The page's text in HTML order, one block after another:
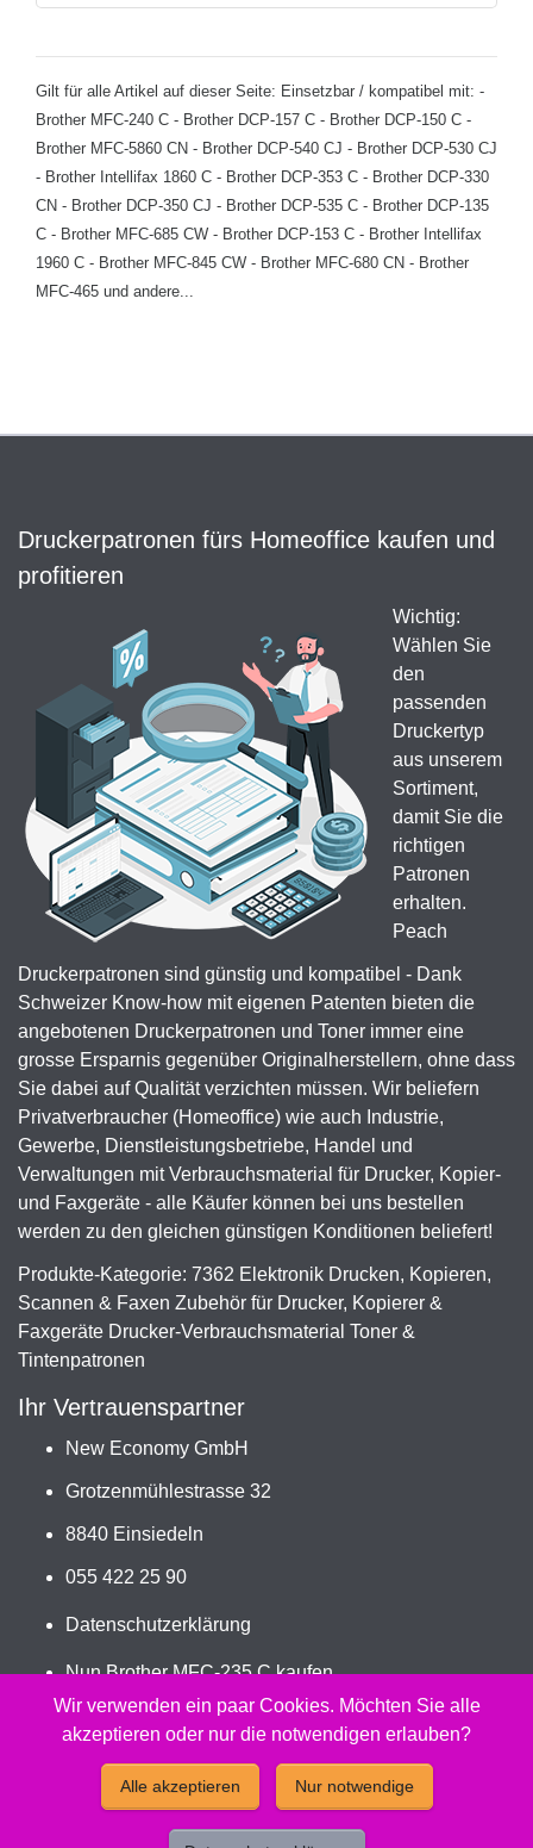
Gilt für alle Artikel auf dieser Seite: Einsetzbar / kompatibel mit: -
Brother MFC-240 C - Brother DCP-157 C - Brother DCP-150 C -
Brother MFC-5860 CN - Brother DCP-540 CJ - Brother DCP-530 CJ
- Brother Intellifax 1860 C - Brother DCP-353 C - Brother DCP-330
CN - Brother DCP-350 CJ - Brother DCP-535 C - Brother DCP-135
C - Brother MFC-685 CW - Brother DCP-153 C - Brother Intellifax
1960 C - Brother MFC-845 CW - Brother MFC-680 CN - Brother
MFC-465 und andere...
Druckerpatronen fürs Homeoffice kaufen und
profitieren
Wichtig:
Wählen Sie
den
passenden
Druckertyp
aus unserem
Sortiment,
damit Sie die
richtigen
Patronen
erhalten.
Peach
Druckerpatronen sind günstig und kompatibel - Dank
Schweizer Know-how mit eigenen Patenten bieten die
angebotenen Druckerpatronen und Toner immer eine
grosse Ersparnis gegenüber Originalherstellern, ohne dass
Sie dabei auf Qualität verzichten müssen. Wir beliefern
Privatverbraucher (Homeoffice) wie auch Industrie,
Gewerbe, Dienstleistungsbetriebe, Handel und
Verwaltungen mit Verbrauchsmaterial für Drucker, Kopier-
und Faxgeräte - alle Käufer können bei uns bestellen
werden zu den gleichen günstigen Konditionen beliefert!
Produkte-Kategorie: 7362 Elektronik Drucken, Kopieren,
Scannen & Faxen Zubehör für Drucker, Kopierer &
Faxgeräte Drucker-Verbrauchsmaterial Toner &
Tintenpatronen
Ihr Vertrauenspartner
New Economy GmbH
Grotzenmühlestrasse 32
8840 Einsiedeln
055 422 25 90
Datenschutzerklärung
Nun Brother MFC-235 C kaufen
Jetzt LC-970/LC-1000VALBP bestellen
2026 - Peach Druckerpatronen Versand Jetzt günstig und
kompatibel kaufen.
Wir verwenden ein paar Cookies. Möchten Sie alle
akzeptieren oder nur die notwendigen erlauben?
Alle akzeptieren Nur notwendige